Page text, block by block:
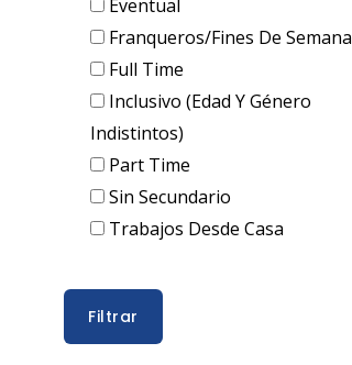
Eventual
Franqueros/Fines De Semana
Full Time
Inclusivo (edad Y Género
Indistintos)
Part Time
Sin Secundario
Trabajos Desde Casa